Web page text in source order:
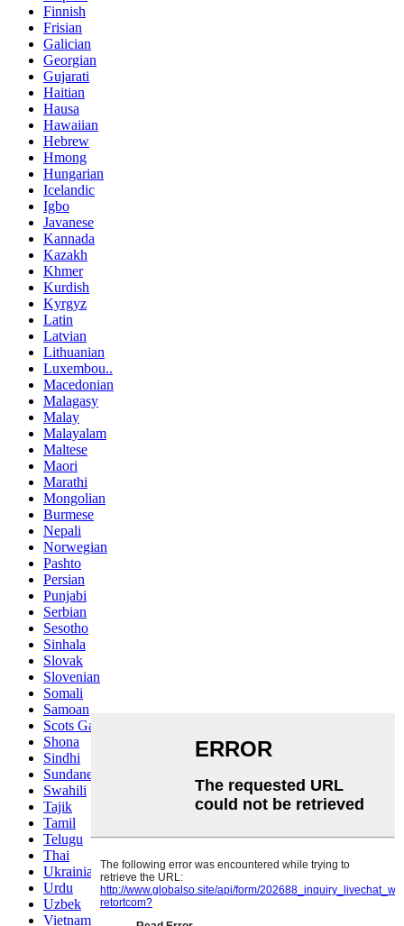
Finnish
Frisian
Galician
Georgian
Gujarati
Haitian
Hausa
Hawaiian
Hebrew
Hmong
Hungarian
Icelandic
Igbo
Javanese
Kannada
Kazakh
Khmer
Kurdish
Kyrgyz
Latin
Latvian
Lithuanian
Luxembou..
Macedonian
Malagasy
Malay
Malayalam
Maltese
Maori
Marathi
Mongolian
Burmese
Nepali
Norwegian
Pashto
Persian
Punjabi
Serbian
Sesotho
Sinhala
Slovak
Slovenian
Somali
Samoan
Scots Gaelic
Shona
Sindhi
Sundanese
Swahili
Tajik
Tamil
Telugu
Thai
Ukrainian
Urdu
Uzbek
Vietnamese